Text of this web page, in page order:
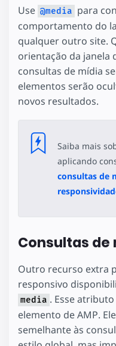
Use @media para
comportamento do
qualquer outro site.
orientação da janela
consultas de mídia
elementos serão
novos resultados.
Saiba mais
aplicando
consultas de
Consultas
Outro recurso extra
responsivo
media . Esse
elemento de AMP.
semelhante às